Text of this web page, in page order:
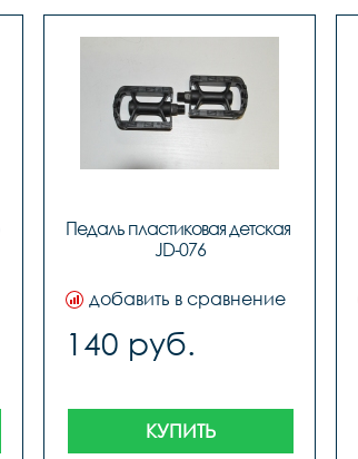
Педаль пластиковая детская
JD-076
добавить в сравнение
140 руб.
КУПИТЬ